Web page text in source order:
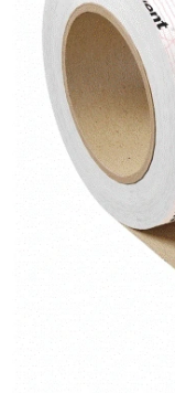
hvězdiček.